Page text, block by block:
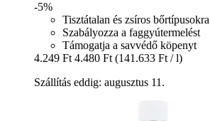
-5%
Tisztátalan és zsíros bőrtípusokra
Szabályozza a faggyútermelést
Támogatja a savvédő köpenyt
4.249 Ft 4.480 Ft (141.633 Ft / l)
Szállítás eddig: augusztus 11.